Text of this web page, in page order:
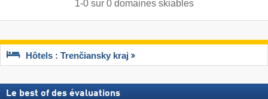
1-0sur 0 domaines skiables
Hôtels : Trenčiansky kraj
Le best of des évaluations